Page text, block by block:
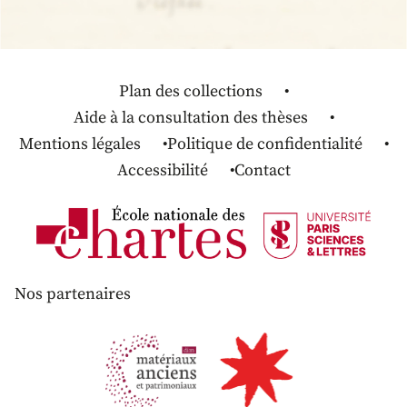
Plan des collections
Aide à la consultation des thèses
Mentions légales
Politique de confidentialité
Accessibilité
Contact
Nos partenaires